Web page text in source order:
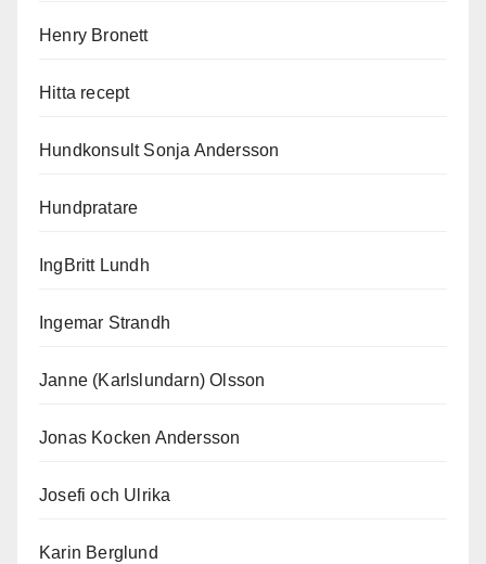
Henry Bronett
Hitta recept
Hundkonsult Sonja Andersson
Hundpratare
IngBritt Lundh
Ingemar Strandh
Janne (Karlslundarn) Olsson
Jonas Kocken Andersson
Josefi och Ulrika
Karin Berglund